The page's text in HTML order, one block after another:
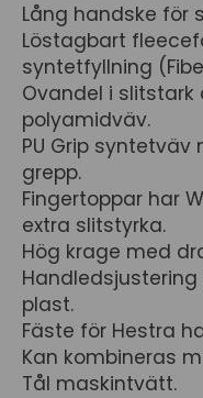
Lång handske för
Löstagbart
syntetfyllning
Ovandel i
polyamidväv.
PU Grip
grepp.
Fingertoppar har
extra slitstyrka.
Hög krage med
plast.
Fäste för Hestra
Kan kombineras
Tål maskintvätt.